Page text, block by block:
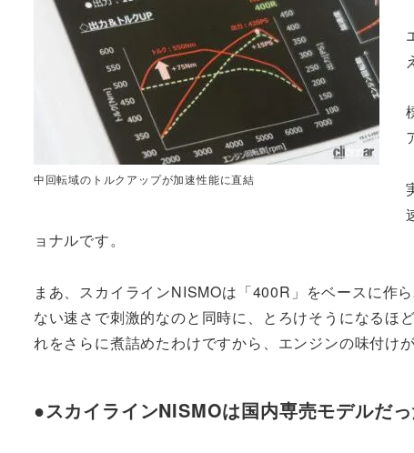
中回転域のトルクアップが加速性能に直結
ョナルです。
まあ、スカイラインNISMOは「400R」をベースに作
ない速さで刺激的なのと同時に、とろけそうになるほ
れをさらに煮詰めたわけですから、エンジンの味付け
●スカイラインNISMOは国内専売モデルだ